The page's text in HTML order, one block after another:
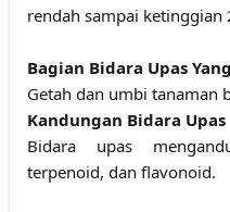
rendah sampai ketinggian
Bagian Bidara Upas
Getah dan umbi tanaman
Kandungan Bidara Upas
Bidara upas
terpenoid, dan flavonoid.